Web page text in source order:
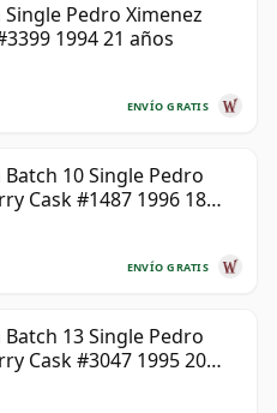
Pedro Ximenez
1994 21 años
ENVÍO GRATIS
10 Single Pedro
Cask #1487 1996 18
ENVÍO GRATIS
13 Single Pedro
Cask #3047 1995 20